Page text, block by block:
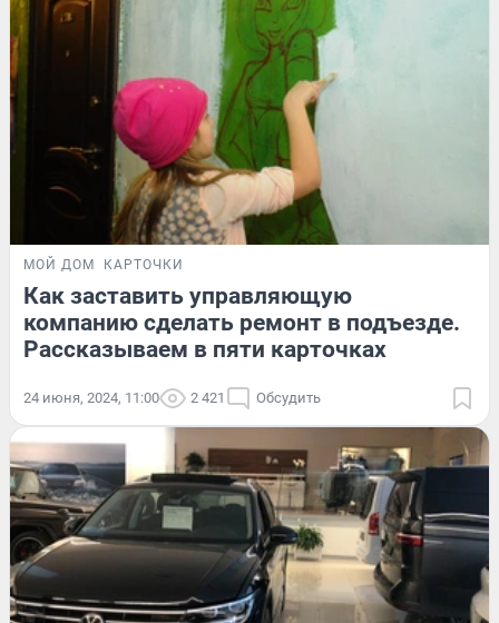
МОЙ ДОМ КАРТОЧКИ
Как заставить управляющую
компанию сделать ремонт в подъезде.
Рассказываем в пяти карточках
24 июня, 2024, 11:00 2 421 Обсудить